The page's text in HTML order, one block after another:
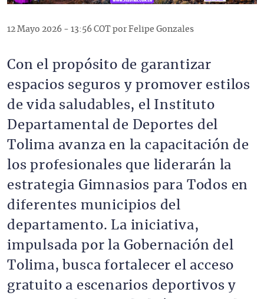
12 Mayo 2026 - 13:56 COT por Felipe Gonzales
Con el propósito de garantizar
espacios seguros y promover estilos
de vida saludables, el Instituto
Departamental de Deportes del
Tolima avanza en la capacitación de
los profesionales que liderarán la
estrategia Gimnasios para Todos en
diferentes municipios del
departamento. La iniciativa,
impulsada por la Gobernación del
Tolima, busca fortalecer el acceso
gratuito a escenarios deportivos y